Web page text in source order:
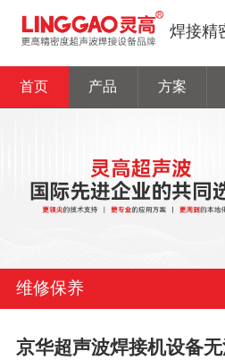
焊接精
首页 产品 方案
维修保养
京华超声波焊接机设备